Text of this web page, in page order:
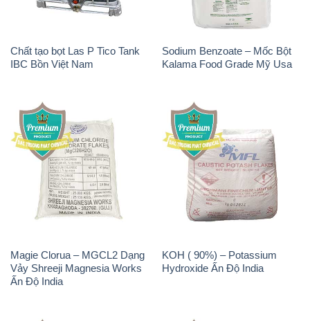
Chất tạo bọt Las P Tico Tank
IBC Bồn Việt Nam
Sodium Benzoate – Mốc Bột
Kalama Food Grade Mỹ Usa
Magie Clorua – MGCL2 Dạng
Vảy Shreeji Magnesia Works
Ấn Độ India
KOH ( 90%) – Potassium
Hydroxide Ấn Độ India